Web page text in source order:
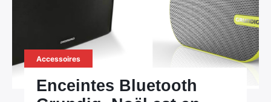
Accessoires
Enceintes Bluetooth